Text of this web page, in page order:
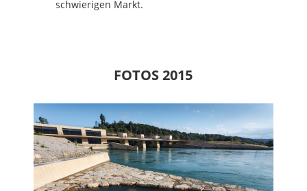
schwierigen Markt.
FOTOS 2015